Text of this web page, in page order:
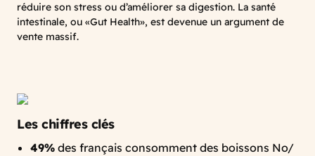
réduire son stress ou d’améliorer sa digestion. La santé
intestinale, ou «Gut Health», est devenue un argument de
vente massif.
Les chiffres clés
49% des français consomment des boissons No/